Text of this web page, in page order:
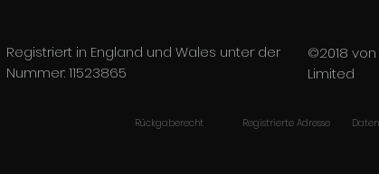
Registriert in England und Wales unter der
Nummer: 11523865
©2018 von
Limited
Rückgaberecht Registrierte Adresse